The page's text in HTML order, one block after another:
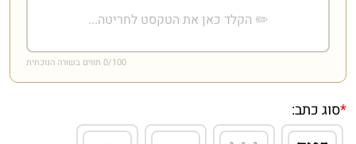
0/100 תווים בשורה הנוכחית
*סוג כתב: